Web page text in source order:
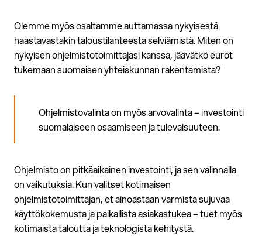
Olemme myös osaltamme auttamassa nykyisestä
haastavastakin taloustilanteesta selviämistä. Miten on
nykyisen ohjelmistotoimittajasi kanssa, jäävätkö eurot
tukemaan suomaisen yhteiskunnan rakentamista?
Ohjelmistovalinta on myös arvovalinta – investointi
suomalaiseen osaamiseen ja tulevaisuuteen.
Ohjelmisto on pitkäaikainen investointi, ja sen valinnalla
on vaikutuksia. Kun valitset kotimaisen
ohjelmistotoimittajan, et ainoastaan varmista sujuvaa
käyttökokemusta ja paikallista asiakastukea – tuet myös
kotimaista taloutta ja teknologista kehitystä.